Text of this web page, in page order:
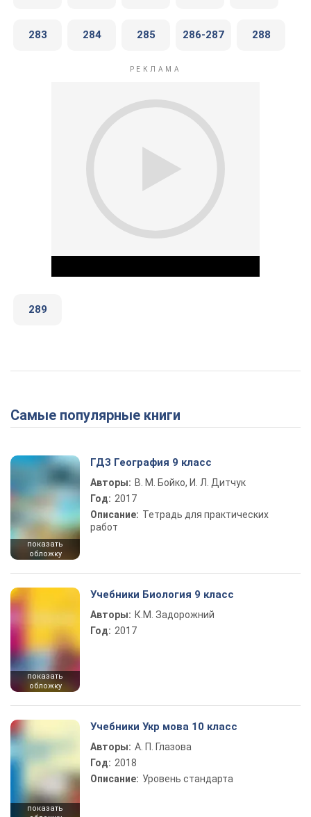
283 284 285 286-287 288
289
Самые популярные книги
показать
обложку
ГДЗ География 9 класс
Авторы: В. М. Бойко, И. Л. Дитчук
Год: 2017
Описание: Тетрадь для практических
работ
показать
обложку
Учебники Биология 9 класс
Авторы: К.М. Задорожний
Год: 2017
показать
Учебники Укр мова 10 класс
Авторы: А. П. Глазова
Год: 2018
Описание: Уровень стандарта